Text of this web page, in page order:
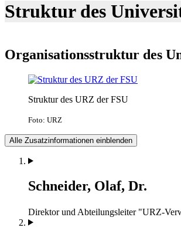
Struktur des
Organisationsstruktur des
Struktur des URZ der FSU
Foto: URZ
Alle Zusatzinformationen einblenden
Schneider, Olaf, Dr.
Direktor und Abteilungsleiter "URZ-